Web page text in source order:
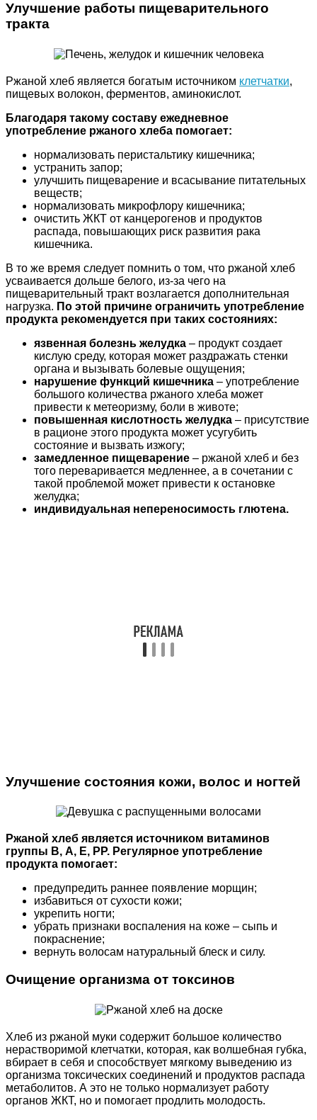
Улучшение работы пищеварительного
тракта
Ржаной хлеб является богатым источником клетчатки,
пищевых волокон, ферментов, аминокислот.
Благодаря такому составу ежедневное
употребление ржаного хлеба помогает:
нормализовать перистальтику кишечника;
устранить запор;
улучшить пищеварение и всасывание питательных
веществ;
нормализовать микрофлору кишечника;
очистить ЖКТ от канцерогенов и продуктов
распада, повышающих риск развития рака
кишечника.
В то же время следует помнить о том, что ржаной хлеб
усваивается дольше белого, из-за чего на
пищеварительный тракт возлагается дополнительная
нагрузка. По этой причине ограничить употребление
продукта рекомендуется при таких состояниях:
язвенная болезнь желудка – продукт создает
кислую среду, которая может раздражать стенки
органа и вызывать болевые ощущения;
нарушение функций кишечника – употребление
большого количества ржаного хлеба может
привести к метеоризму, боли в животе;
повышенная кислотность желудка – присутствие
в рационе этого продукта может усугубить
состояние и вызвать изжогу;
замедленное пищеварение – ржаной хлеб и без
того переваривается медленнее, а в сочетании с
такой проблемой может привести к остановке
желудка;
индивидуальная непереносимость глютена.
Улучшение состояния кожи, волос и ногтей
Ржаной хлеб является источником витаминов
группы В, А, Е, РР. Регулярное употребление
продукта помогает:
предупредить раннее появление морщин;
избавиться от сухости кожи;
укрепить ногти;
убрать признаки воспаления на коже – сыпь и
покраснение;
вернуть волосам натуральный блеск и силу.
Очищение организма от токсинов
Хлеб из ржаной муки содержит большое количество
нерастворимой клетчатки, которая, как волшебная губка,
вбирает в себя и способствует мягкому выведению из
организма токсических соединений и продуктов распада
метаболитов. А это не только нормализует работу
органов ЖКТ, но и помогает продлить молодость.